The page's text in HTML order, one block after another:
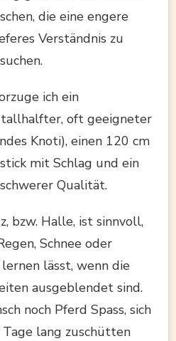
die eine engere
Verständnis zu
ich ein
oft geeigneter
Knoti), einen 120 cm
mit Schlag und ein
Qualität.
bzw. Halle, ist sinnvoll,
Schnee oder
lässt, wenn die
ausgeblendet sind.
noch Pferd Spass, sich
lang zuschütten